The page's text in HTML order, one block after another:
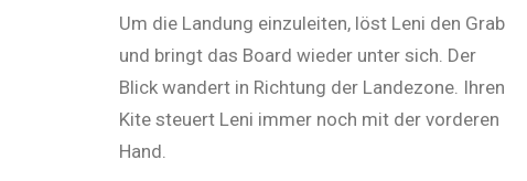
Um die Landung einzuleiten, löst Leni den Grab
und bringt das Board wieder unter sich. Der
Blick wandert in Richtung der Landezone. Ihren
Kite steuert Leni immer noch mit der vorderen
Hand.